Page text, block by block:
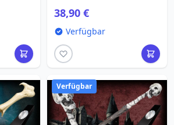
38,90 €
Verfügbar
Verfügbar